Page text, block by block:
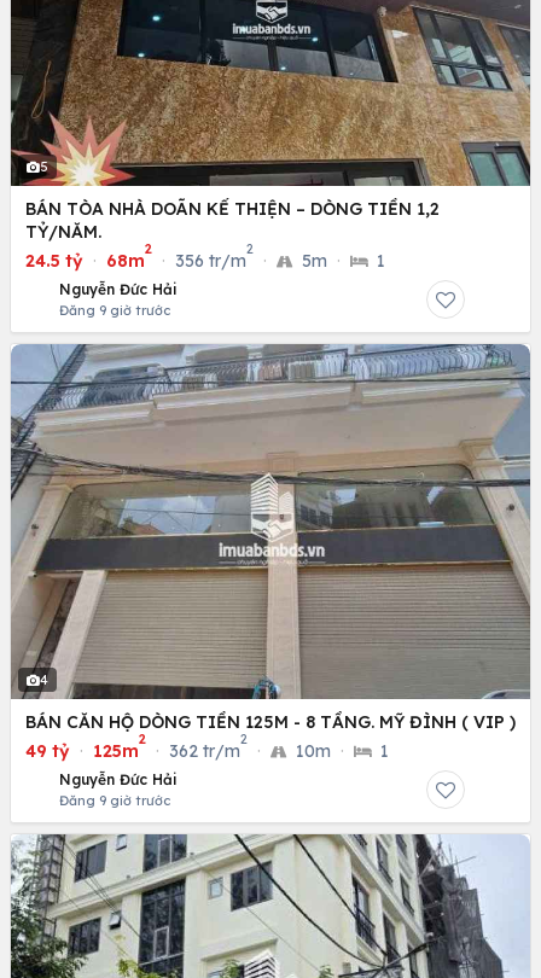
5
BÁN TÒA NHÀ DOÃN KẾ THIỆN – DÒNG TIỀN 1,2
TỶ/NĂM.
24.5 tỷ · 68m
2
· 356 tr/m
2
· 5m · 1
Nguyễn Đức Hải
Đăng 9 giờ trước
4
BÁN CĂN HỘ DÒNG TIỀN 125M - 8 TẦNG. MỸ ĐÌNH ( VIP )
49 tỷ · 125m
2
· 362 tr/m
2
· 10m · 1
Nguyễn Đức Hải
Đăng 9 giờ trước